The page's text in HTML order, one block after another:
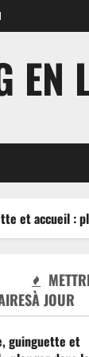
EN
et accueil :
À JOUR
guinguette et